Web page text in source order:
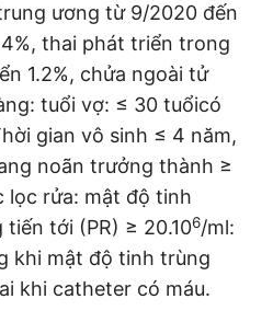
ương từ 9/2020 đến
thai phát triển trong
1.2%, chửa ngoài tử
tuổi vợ: ≤ 30 tuổicó
gian vô sinh ≤ 4 năm,
noãn trưởng thành ≥
lọc rửa: mật độ tinh
tới (PR) ≥ 20.106/ml:
khi mật độ tinh trùng
khi catheter có máu.